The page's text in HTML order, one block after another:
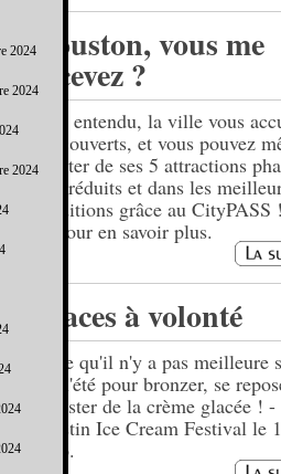
Houston, vous me
recevez ?
Bien entendu, la ville vous
bras ouverts, et vous pouvez
profiter de ses 5 attractions
prix réduits et dans les
conditions grâce au
ici pour en savoir plus.
Glaces à volonté
Parce qu'il n'y a pas meilleure
que l'été pour bronzer, se
déguster de la crème glacée !
l'Austin Ice Cream Festival le
2016.
2024
2024
2024